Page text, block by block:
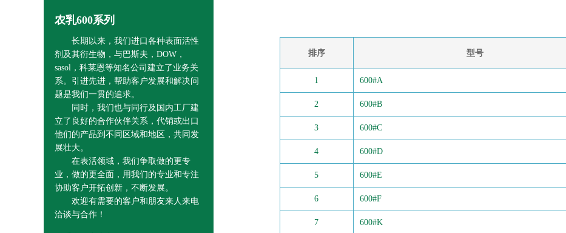
农乳600系列
长期以来，我们进口各种表面活性
剂及其衍生物，与巴斯夫，DOW，
sasol，科莱恩等知名公司建立了业务关
系。引进先进，帮助客户发展和解决问
题是我们一贯的追求。
同时，我们也与同行及国内工厂建
立了良好的合作伙伴关系，代销或出口
他们的产品到不同区域和地区，共同发
展壮大。
在表活领域，我们争取做的更专
业，做的更全面，用我们的专业和专注
协助客户开拓创新，不断发展。
欢迎有需要的客户和朋友来人来电
洽谈与合作！
排序 型号
1 600#A
2 600#B
3 600#C
4 600#D
5 600#E
6 600#F
7 600#K